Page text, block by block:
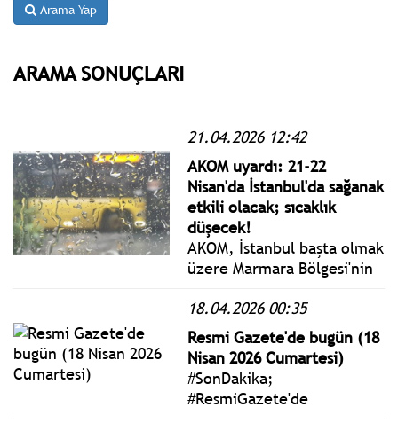
Arama Yap
ARAMA SONUÇLARI
21.04.2026 12:42
AKOM uyardı: 21-22
Nisan'da İstanbul'da sağanak
etkili olacak; sıcaklık
düşecek!
AKOM, İstanbul başta olmak
üzere Marmara Bölgesi'nin
etkisi altına gireceğini
belirterek hava sıcaklığının
çarşamba gününden
itibaren mevsim normalleri
altına gerileyeceğini
bildirdi.
18.04.2026 00:35
Resmi Gazete'de bugün (18
Nisan 2026 Cumartesi)
#SonDakika;
#ResmiGazete'de